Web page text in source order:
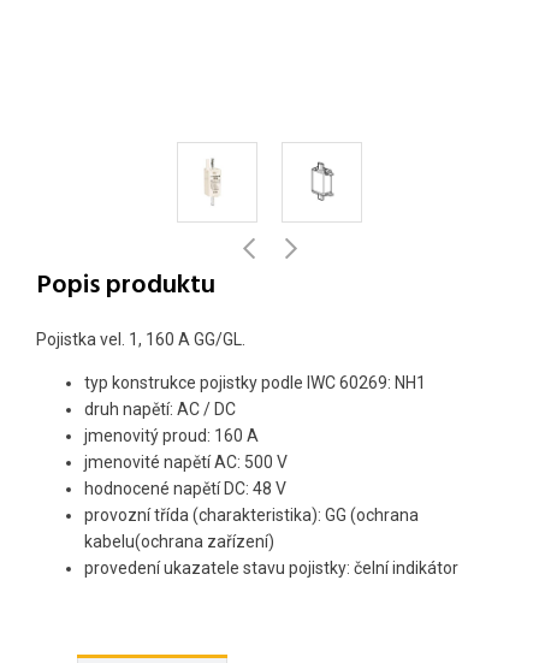
Popis produktu
Pojistka vel. 1, 160 A GG/GL.
typ konstrukce pojistky podle IWC 60269: NH1
druh napětí: AC / DC
jmenovitý proud: 160 A
jmenovité napětí AC: 500 V
hodnocené napětí DC: 48 V
provozní třída (charakteristika): GG (ochrana
kabelu(ochrana zařízení)
provedení ukazatele stavu pojistky: čelní indikátor